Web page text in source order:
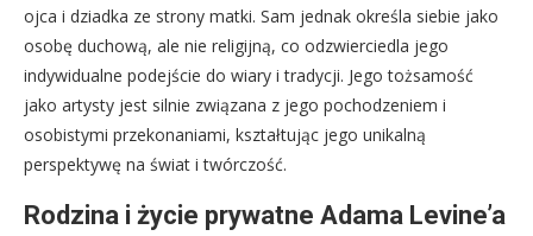
ojca i dziadka ze strony matki. Sam jednak określa siebie jako
osobę duchową, ale nie religijną, co odzwierciedla jego
indywidualne podejście do wiary i tradycji. Jego tożsamość
jako artysty jest silnie związana z jego pochodzeniem i
osobistymi przekonaniami, kształtując jego unikalną
perspektywę na świat i twórczość.
Rodzina i życie prywatne Adama Levine’a